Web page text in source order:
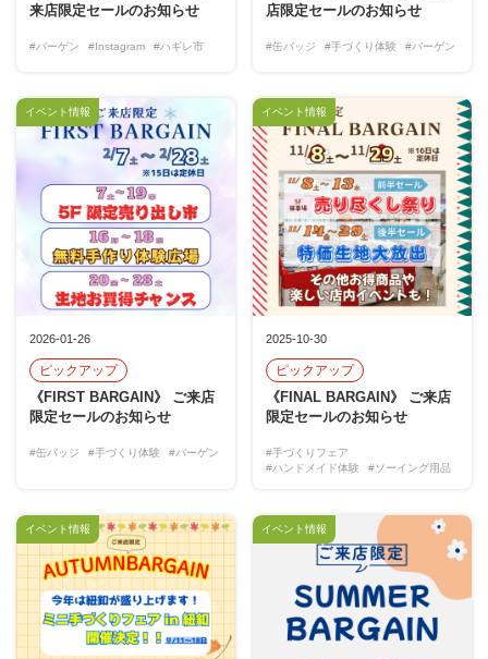
来店限定セールのお知らせ
#バーゲン #Instagram #ハギレ市
店限定セールのお知らせ
#缶バッジ #手づくり体験 #バーゲン
2026-01-26
ピックアップ
《FIRST BARGAIN》 ご来店
限定セールのお知らせ
#缶バッジ #手づくり体験 #バーゲン
イベント情報
2025-10-30
ピックアップ
《FINAL BARGAIN》 ご来店
限定セールのお知らせ
#手づくりフェア
#ハンドメイド体験
#ソーイング用品
イベント情報
イベント情報 イベント情報